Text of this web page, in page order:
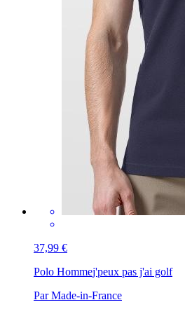
37,99 €
Polo Hommej'peux pas j'ai golf
Par Made-in-France